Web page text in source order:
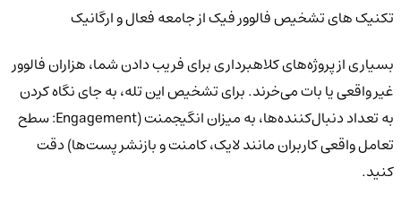
تکنیک های تشخیص فالوور فیک از جامعه فعال و ارگانیک
بسیاری از پروژه‌های کلاهبرداری برای فریب دادن شما، هزاران فالوور
غیر واقعی یا بات می‌خرند. برای تشخیص این تله، به جای نگاه کردن
به تعداد دنبال‌کننده‌ها، به میزان انگیجمنت (Engagement: سطح
تعامل واقعی کاربران مانند لایک، کامنت و بازنشر پست‌ها) دقت
کنید.